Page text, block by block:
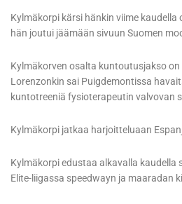
Kylmäkorpi kärsi hänkin viime
hän joutui jäämään sivuun Suomen
Kylmäkorven osalta kuntoutusjakso
Lorenzonkin sai Puigdemontissa
kuntotreeniä fysioterapeutin valvovan
Kylmäkorpi jatkaa harjoitteluaan
Kylmäkorpi edustaa alkavalla
Elite-liigassa speedwayn ja maaradan